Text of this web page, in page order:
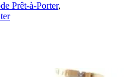
Prêt-à-Porter,